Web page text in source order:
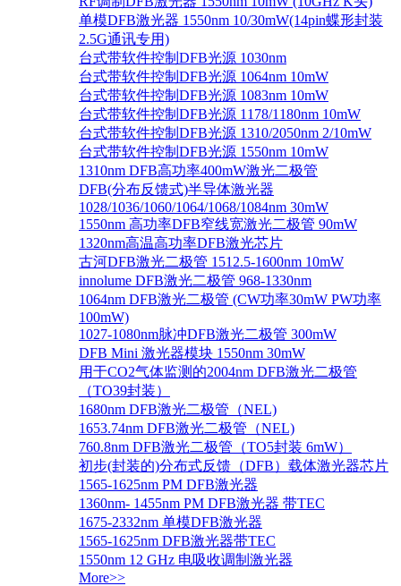
单模DFB激光器 1550nm 10/30mW(14pin蝶形封装
2.5G通讯专用)
台式带软件控制DFB光源 1030nm
台式带软件控制DFB光源 1064nm 10mW
台式带软件控制DFB光源 1083nm 10mW
台式带软件控制DFB光源 1178/1180nm 10mW
台式带软件控制DFB光源 1310/2050nm 2/10mW
台式带软件控制DFB光源 1550nm 10mW
1310nm DFB高功率400mW激光二极管
DFB(分布反馈式)半导体激光器
1028/1036/1060/1064/1068/1084nm 30mW
1550nm 高功率DFB窄线宽激光二极管 90mW
1320nm高温高功率DFB激光芯片
古河DFB激光二极管 1512.5-1600nm 10mW
innolume DFB激光二极管 968-1330nm
1064nm DFB激光二极管 (CW功率30mW PW功率
100mW)
1027-1080nm脉冲DFB激光二极管 300mW
DFB Mini 激光器模块 1550nm 30mW
用于CO2气体监测的2004nm DFB激光二极管
（TO39封装）
1680nm DFB激光二极管（NEL)
1653.74nm DFB激光二极管（NEL)
760.8nm DFB激光二极管（TO5封装 6mW）
初步(封装的)分布式反馈（DFB）载体激光器芯片
1565-1625nm PM DFB激光器
1360nm- 1455nm PM DFB激光器 带TEC
1675-2332nm 单模DFB激光器
1565-1625nm DFB激光器带TEC
1550nm 12 GHz 电吸收调制激光器
More>>